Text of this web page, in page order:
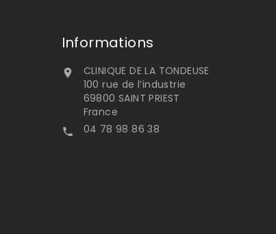
Informations

CLINIQUE DE LA TONDEUSE
100 rue de l’industrie
69800 SAINT PRIEST
France
 04 78 98 86 38